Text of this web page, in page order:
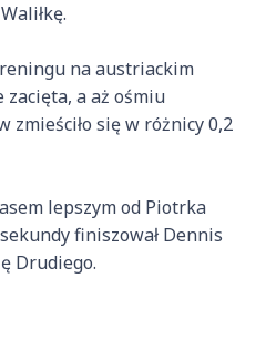
na austriackim
zacięta, a aż ośmiu
zmieściło się w różnicy 0,2
lepszym od Piotrka
finiszował Dennis
Drudiego.